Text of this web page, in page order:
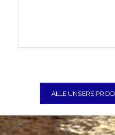
ALLE UNSERE